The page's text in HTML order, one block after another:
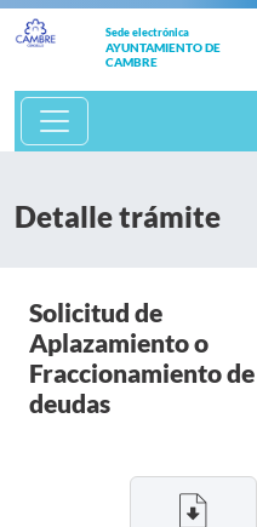
Sede electrónica
AYUNTAMIENTO DE
CAMBRE
Detalle trámite
Solicitud de
Aplazamiento o
Fraccionamiento de
deudas